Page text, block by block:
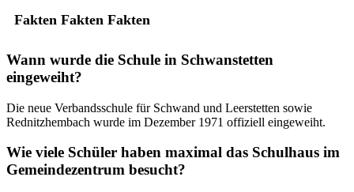
Fakten Fakten Fakten
Wann wurde die Schule in Schwanstetten
eingeweiht?
Die neue Verbandsschule für Schwand und Leerstetten sowie
Rednitzhembach wurde im Dezember 1971 offiziell eingeweiht.
Wie viele Schüler haben maximal das Schulhaus im
Gemeindezentrum besucht?